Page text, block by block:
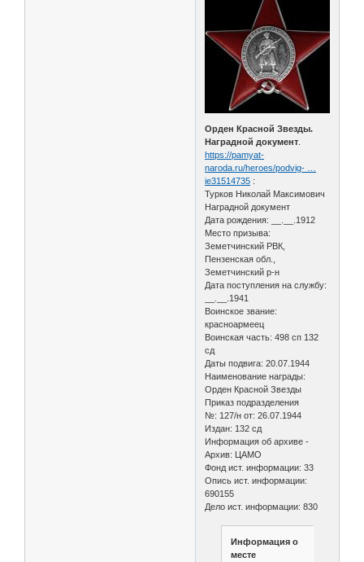
Орден Красной Звезды.
Наградной документ
https://pamyat-
naroda.ru/heroes/podvig- …
ie31514735 :
Турков Николай Максимович
Наградной документ
Дата рождения: __.__.1912
Место призыва:
Земетчинский РВК,
Пензенская обл.,
Земетчинский р-н
Дата поступления на службу:
__.__.1941
Воинское звание:
красноармеец
Воинская часть: 498 сп 132
сд
Даты подвига: 20.07.1944
Наименование награды:
Орден Красной Звезды
Приказ подразделения
№: 127/н от: 26.07.1944
Издан: 132 сд
Информация об архиве -
Архив: ЦАМО
Фонд ист. информации: 33
Опись ист. информации:
690155
Дело ист. информации: 830
Информация о
месте